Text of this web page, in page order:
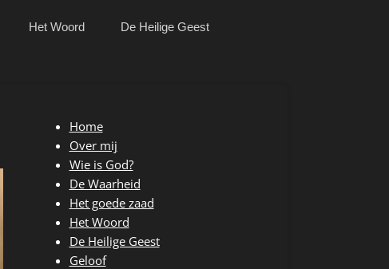
Het Woord De Heilige Geest
Home
Over mij
Wie is God?
De Waarheid
Het goede zaad
Het Woord
De Heilige Geest
Geloof